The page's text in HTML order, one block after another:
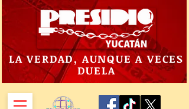
LA VERDAD, AUNQUE A VECES
DUELA